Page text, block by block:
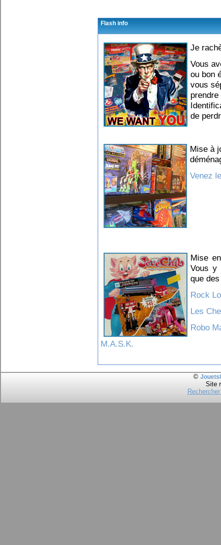
Flash info
Je
Vous
ou bon
vous
de
Mise à
Venez
Mise
Vous y
que
Rock
Les
Robo
M.A.S.K.
©
Site